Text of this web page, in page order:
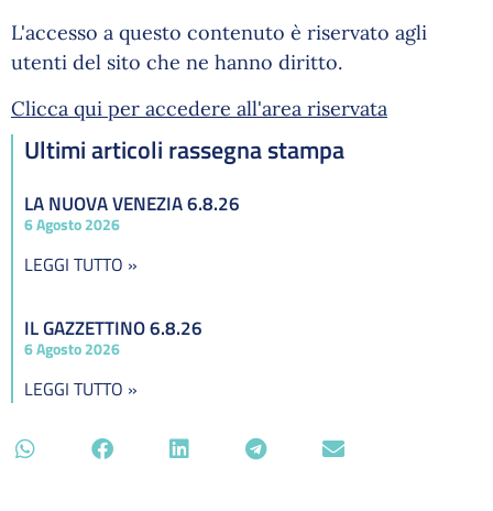
L'accesso a questo contenuto è riservato agli
utenti del sito che ne hanno diritto.
Clicca qui per accedere all'area riservata
Ultimi articoli rassegna stampa
LA NUOVA VENEZIA 6.8.26
6 Agosto 2026
LEGGI TUTTO »
IL GAZZETTINO 6.8.26
6 Agosto 2026
LEGGI TUTTO »